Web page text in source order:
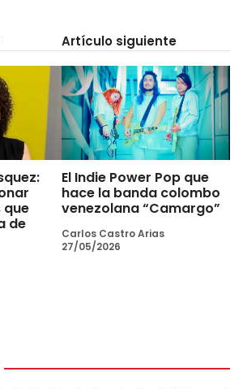
que
de
Artículo siguiente
El Indie Power Pop que
hace la banda colombo
venezolana “Camargo”
Carlos Castro Arias
27/05/2026